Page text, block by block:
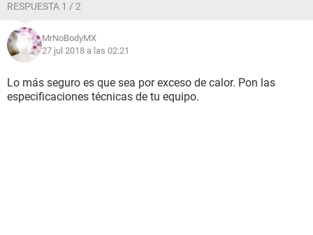
RESPUESTA 1 / 2
MrNoBodyMX
27 jul 2018 a las 02:21
Lo más seguro es que sea por exceso de calor. Pon las
especificaciones técnicas de tu equipo.